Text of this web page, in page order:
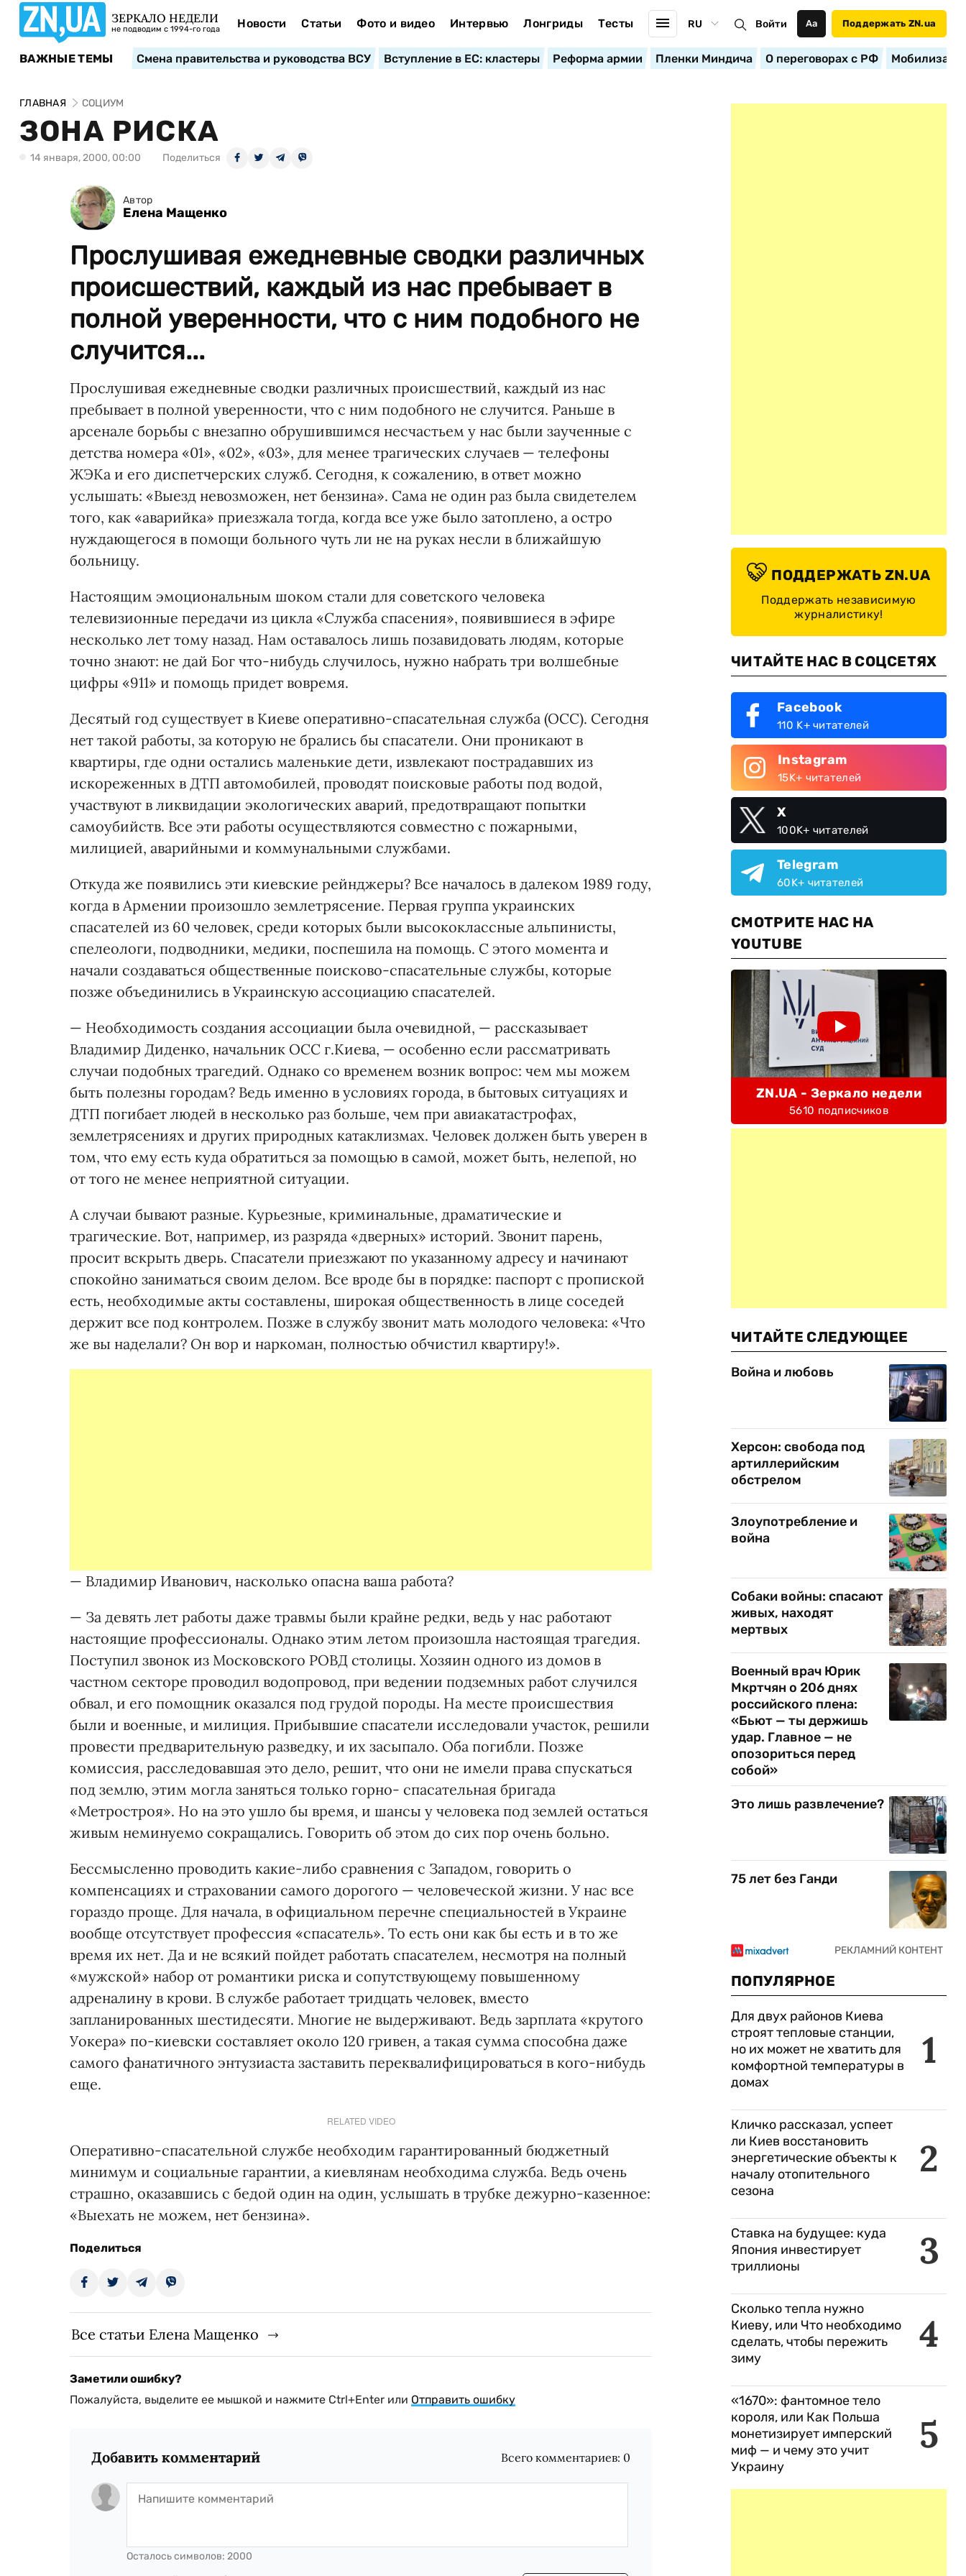
ЗЕРКАЛО НЕДЕЛИ
не подводим с 1994-го года Новости Статьи Фото и видео Интервью Лонгриды Тесты RU Войти Аа Поддержать ZN.ua
ВАЖНЫЕ ТЕМЫ Смена правительства и руководства ВСУ Вступление в ЕС: кластеры Реформа армии Пленки Миндича О переговорах с РФ
ГЛАВНАЯ СОЦИУМ
ЗОНА РИСКА
14 января, 2000, 00:00 Поделиться
Автор
Елена Мащенко
Прослушивая ежедневные сводки различных
происшествий, каждый из нас пребывает в
полной уверенности, что с ним подобного не
случится...
Прослушивая ежедневные сводки различных происшествий, каждый из нас
пребывает в полной уверенности, что с ним подобного не случится. Раньше в
арсенале борьбы с внезапно обрушившимся несчастьем у нас были заученные с
детства номера «01», «02», «03», для менее трагических случаев — телефоны
ЖЭКа и его диспетчерских служб. Сегодня, к сожалению, в ответ можно
услышать: «Выезд невозможен, нет бензина». Сама не один раз была свидетелем
того, как «аварийка» приезжала тогда, когда все уже было затоплено, а остро
нуждающегося в помощи больного чуть ли не на руках несли в ближайшую
больницу.
Настоящим эмоциональным шоком стали для советского человека
телевизионные передачи из цикла «Служба спасения», появившиеся в эфире
несколько лет тому назад. Нам оставалось лишь позавидовать людям, которые
точно знают: не дай Бог что-нибудь случилось, нужно набрать три волшебные
цифры «911» и помощь придет вовремя.
Десятый год существует в Киеве оперативно-спасательная служба (ОСС). Сегодня
нет такой работы, за которую не брались бы спасатели. Они проникают в
квартиры, где одни остались маленькие дети, извлекают пострадавших из
искореженных в ДТП автомобилей, проводят поисковые работы под водой,
участвуют в ликвидации экологических аварий, предотвращают попытки
самоубийств. Все эти работы осуществляются совместно с пожарными,
милицией, аварийными и коммунальными службами.
Откуда же появились эти киевские рейнджеры? Все началось в далеком 1989 году,
когда в Армении произошло землетрясение. Первая группа украинских
спасателей из 60 человек, среди которых были высококлассные альпинисты,
спелеологи, подводники, медики, поспешила на помощь. С этого момента и
начали создаваться общественные поисково-спасательные службы, которые
позже объединились в Украинскую ассоциацию спасателей.
— Необходимость создания ассоциации была очевидной, — рассказывает
Владимир Диденко, начальник ОСС г.Киева, — особенно если рассматривать
случаи подобных трагедий. Однако со временем возник вопрос: чем мы можем
быть полезны городам? Ведь именно в условиях города, в бытовых ситуациях и
ДТП погибает людей в несколько раз больше, чем при авиакатастрофах,
землетрясениях и других природных катаклизмах. Человек должен быть уверен в
том, что ему есть куда обратиться за помощью в самой, может быть, нелепой, но
от того не менее неприятной ситуации.
А случаи бывают разные. Курьезные, криминальные, драматические и
трагические. Вот, например, из разряда «дверных» историй. Звонит парень,
просит вскрыть дверь. Спасатели приезжают по указанному адресу и начинают
спокойно заниматься своим делом. Все вроде бы в порядке: паспорт с пропиской
есть, необходимые акты составлены, широкая общественность в лице соседей
держит все под контролем. Позже в службу звонит мать молодого человека: «Что
же вы наделали? Он вор и наркоман, полностью обчистил квартиру!».
— Владимир Иванович, насколько опасна ваша работа?
— За девять лет работы даже травмы были крайне редки, ведь у нас работают
настоящие профессионалы. Однако этим летом произошла настоящая трагедия.
Поступил звонок из Московского РОВД столицы. Хозяин одного из домов в
частном секторе проводил водопровод, при ведении подземных работ случился
обвал, и его помощник оказался под грудой породы. На месте происшествия
были и военные, и милиция. Прибывшие спасатели исследовали участок, решили
провести предварительную разведку, и их засыпало. Оба погибли. Позже
комиссия, расследовавшая это дело, решит, что они не имели права спускаться
под землю, этим могла заняться только горно- спасательная бригада
«Метростроя». Но на это ушло бы время, и шансы у человека под землей остаться
живым неминуемо сокращались. Говорить об этом до сих пор очень больно.
Бессмысленно проводить какие-либо сравнения с Западом, говорить о
компенсациях и страховании самого дорогого — человеческой жизни. У нас все
гораздо проще. Для начала, в официальном перечне специальностей в Украине
вообще отсутствует профессия «спасатель». То есть они как бы есть и в то же
время их нет. Да и не всякий пойдет работать спасателем, несмотря на полный
«мужской» набор от романтики риска и сопутствующему повышенному
адреналину в крови. В службе работает тридцать человек, вместо
запланированных шестидесяти. Многие не выдерживают. Ведь зарплата «крутого
Уокера» по-киевски составляет около 120 гривен, а такая сумма способна даже
самого фанатичного энтузиаста заставить переквалифицироваться в кого-нибудь
еще.
RELATED VIDEO
Оперативно-спасательной службе необходим гарантированный бюджетный
минимум и социальные гарантии, а киевлянам необходима служба. Ведь очень
страшно, оказавшись с бедой один на один, услышать в трубке дежурно-казенное:
«Выехать не можем, нет бензина».
Поделиться
Все статьи Елена Мащенко
Заметили ошибку?
Пожалуйста, выделите ее мышкой и нажмите Ctrl+Enter или Отправить ошибку
Добавить комментарий Всего комментариев: 0
Осталось символов: 2000
ПОДДЕРЖАТЬ ZN.UA
Поддержать независимую
журналистику!
ЧИТАЙТЕ НАС В СОЦСЕТЯХ
Facebook
110 K+ читателей
Instagram
15K+ читателей
X
100K+ читателей
Telegram
60K+ читателей
СМОТРИТЕ НАС НА
YOUTUBE
ZN.UA - Зеркало недели
5610 подписчиков
ЧИТАЙТЕ СЛЕДУЮЩЕЕ
Война и любовь
Херсон: свобода под
артиллерийским
обстрелом
Злоупотребление и
война
Собаки войны: спасают
живых, находят
мертвых
Военный врач Юрик
Мкртчян о 206 днях
российского плена:
«Бьют — ты держишь
удар. Главное — не
опозориться перед
собой»
Это лишь развлечение?
75 лет без Ганди
ПОПУЛЯРНОЕ
1
Для двух районов Киева
строят тепловые станции,
но их может не хватить для
комфортной температуры в
домах
2
Кличко рассказал, успеет
ли Киев восстановить
энергетические объекты к
началу отопительного
сезона
3
Ставка на будущее: куда
Япония инвестирует
триллионы
4
Сколько тепла нужно
Киеву, или Что необходимо
сделать, чтобы пережить
зиму
5
«1670»: фантомное тело
короля, или Как Польша
монетизирует имперский
миф — и чему это учит
Украину